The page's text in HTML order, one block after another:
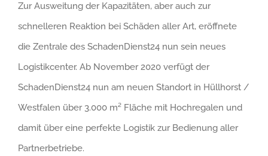
Zur Ausweitung der Kapazitäten, aber auch zur
schnelleren Reaktion bei Schäden aller Art, eröffnete
die Zentrale des SchadenDienst24 nun sein neues
Logistikcenter. Ab November 2020 verfügt der
SchadenDienst24 nun am neuen Standort in Hüllhorst /
Westfalen über 3.000 m² Fläche mit Hochregalen und
damit über eine perfekte Logistik zur Bedienung aller
Partnerbetriebe.